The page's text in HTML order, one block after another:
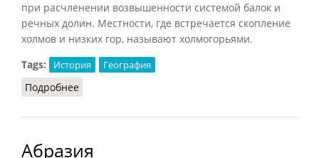
при расчленении возвышенности системой балок и
речных долин. Местности, где встречается скопление
холмов и низких гор, называют холмогорьями.
Tags:
История География
Подробнее
Абразия